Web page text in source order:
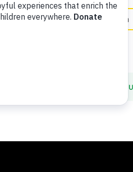
Agregar favorito in English
El círculo de